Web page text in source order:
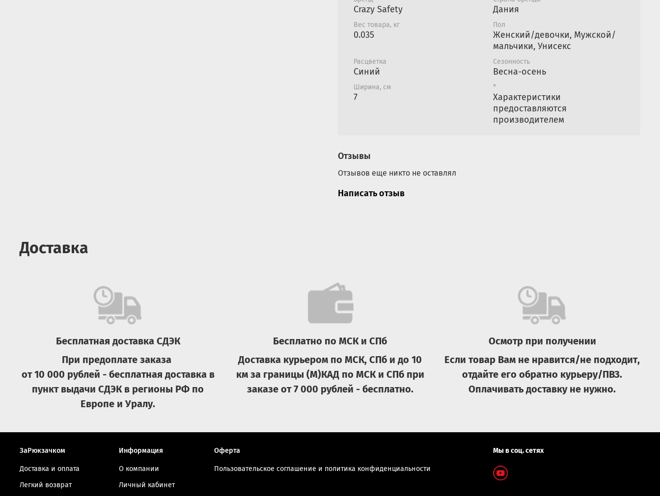
на липучке, подойдут для детей от 3 до 7 лет.
Яркие, интересные расцветки сочетаются с защитными шлемами
Safety, можно собрать комплект. Отличный вариант подарка для
Crazy Safety – датский бренд известный по всему миру за качество и
надежность производимых товаров.
Crazy Safety Дания
Вес товара, кг
0.035
Пол
Женский/девочки, Мужской/
мальчики, Унисекс
Расцветка
Синий
Сезонность
Весна-осень
Ширина, см
7
*
Характеристики
предоставляются
производителем
Отзывы
Отзывов еще никто не оставлял
Написать отзыв
Доставка
Бесплатная доставка СДЭК
При предоплате заказа
от 10 000 рублей - бесплатная доставка в
пункт выдачи СДЭК в регионы РФ по
Европе и Уралу.
Бесплатно по МСК и СПб
Доставка курьером по МСК, СПб и до 10
км за границы (М)КАД по МСК и СПб при
заказе от 7 000 рублей - бесплатно.
Осмотр при получении
Если товар Вам не нравится/не подходит,
отдайте его обратно курьеру/ПВЗ.
Оплачивать доставку не нужно.
ЗаРюкзачком
Доставка и оплата
Легкий возврат
Информация
О компании
Личный кабинет
Оферта
Пользовательское соглашение и политика конфиденциальности
Мы в соц. сетях